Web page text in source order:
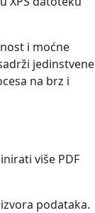
i moćne
jedinstvene
na brz i
više PDF
podataka.